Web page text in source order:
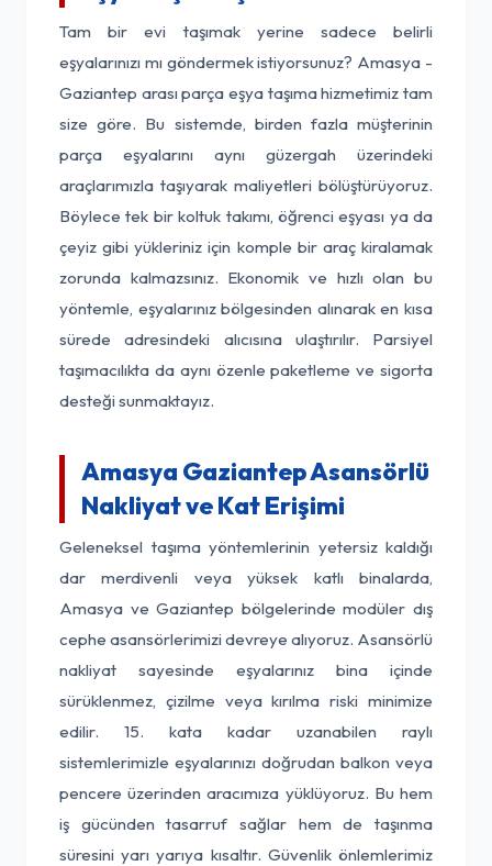
Tam bir evi taşımak yerine sadece belirli
eşyalarınızı mı göndermek istiyorsunuz? Amasya -
Gaziantep arası parça eşya taşıma hizmetimiz tam
size göre. Bu sistemde, birden fazla müşterinin
parça eşyalarını aynı güzergah üzerindeki
araçlarımızla taşıyarak maliyetleri bölüştürüyoruz.
Böylece tek bir koltuk takımı, öğrenci eşyası ya da
çeyiz gibi yükleriniz için komple bir araç kiralamak
zorunda kalmazsınız. Ekonomik ve hızlı olan bu
yöntemle, eşyalarınız bölgesinden alınarak en kısa
sürede adresindeki alıcısına ulaştırılır. Parsiyel
taşımacılıkta da aynı özenle paketleme ve sigorta
desteği sunmaktayız.
Amasya Gaziantep Asansörlü
Nakliyat ve Kat Erişimi
Geleneksel taşıma yöntemlerinin yetersiz kaldığı
dar merdivenli veya yüksek katlı binalarda,
Amasya ve Gaziantep bölgelerinde modüler dış
cephe asansörlerimizi devreye alıyoruz. Asansörlü
nakliyat sayesinde eşyalarınız bina içinde
sürüklenmez, çizilme veya kırılma riski minimize
edilir. 15. kata kadar uzanabilen raylı
sistemlerimizle eşyalarınızı doğrudan balkon veya
pencere üzerinden aracımıza yüklüyoruz. Bu hem
iş gücünden tasarruf sağlar hem de taşınma
süresini yarı yarıya kısaltır. Güvenlik önlemlerimiz